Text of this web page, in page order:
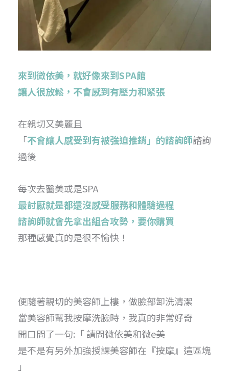
來到微依美，就好像來到SPA館
讓人很放鬆，不會感到有壓力和緊張
在親切又美麗且
「不會讓人感受到有被強迫推銷」的諮詢師諮詢
過後
每次去醫美或是SPA
最討厭就是都還沒感受服務和體驗過程
諮詢師就會先拿出組合攻勢，要你購買
那種感覺真的是很不愉快！
便隨著親切的美容師上樓，做臉部卸洗清潔
當美容師幫我按摩洗臉時，我真的非常好奇
開口問了一句:「 請問微依美和微e美
是不是有另外加強授課美容師在『按摩』這區塊
」